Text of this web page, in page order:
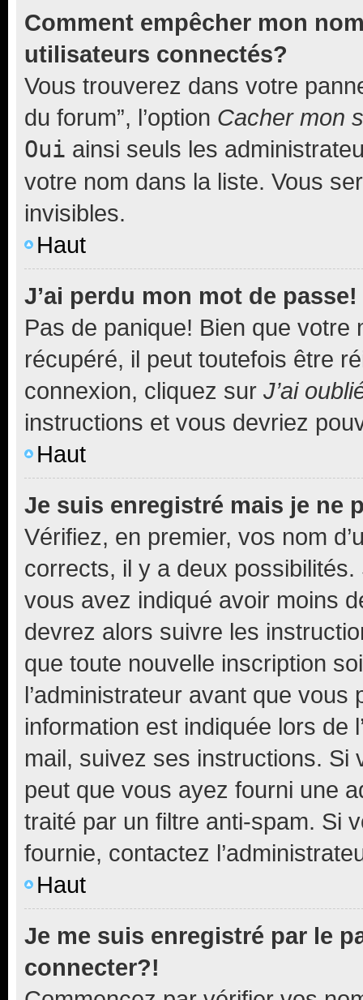
Comment empêcher mon
utilisateurs connectés?
Vous trouverez dans votre
du forum”, l’option Cacher mon
Oui ainsi seuls les
votre nom dans la liste. Vous
invisibles.
Haut
J’ai perdu mon mot de passe!
Pas de panique! Bien que
récupéré, il peut toutefois être
connexion, cliquez sur J’ai
instructions et vous devriez
Haut
Je suis enregistré mais je ne
Vérifiez, en premier, vos nom
corrects, il y a deux
vous avez indiqué avoir moins
devrez alors suivre les
que toute nouvelle inscription
l’administrateur avant que
information est indiquée lors de
mail, suivez ses instructions. Si
peut que vous ayez fourni une
traité par un filtre anti-spam. Si
fournie, contactez
Haut
Je me suis enregistré par le
connecter?!